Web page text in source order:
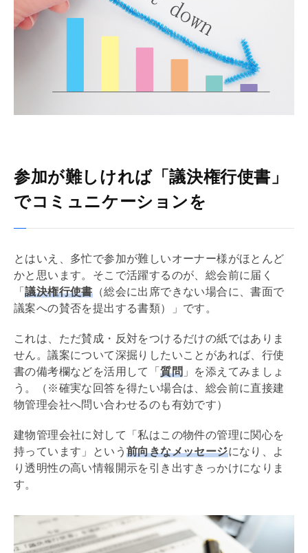
参加が難しければ「議決権行使書」
でコミュニケーションを
とはいえ、多忙で参加が難しいオーナー様がほとんど
かと思います。そこで活躍するのが、総会前に届く
「議決権行使書（総会に出席できない場合に、書面で
議案への賛否を提出する書類）」です。
これは、ただ賛成・反対をつけるだけの紙ではありま
せん。議案について深掘りしたいことがあれば、行使
書の備考欄などを活用して「質問 」を添えてみましょ
う。（※確実な回答を得たい場合は、総会前に直接建
物管理会社へ問い合わせるのも有効です）
建物管理会社に対して「私はこの物件の管理に関心を
持っています」という 前向きなメッセージになり、よ
り透明性の高い情報開示を引き出すきっかけになりま
す。